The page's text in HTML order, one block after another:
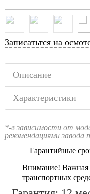
Записатьтся на
Описание
Характеристики
*-в зависимости от
рекомендациями завода
Гарантийные
Внимание! Важная
транспортных